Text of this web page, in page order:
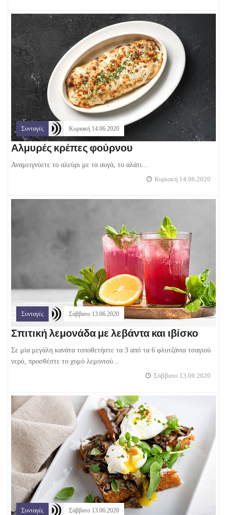
Συνταγές Κυριακή 14.06.2020
Αλμυρές κρέπες φούρνου
Αναμειγνύετε το αλεύρι με τα αυγά, το αλάτι...
Κυριακή 14.06.2020
Συνταγές Σάββατο 13.06.2020
Σπιτική λεμονάδα με λεβάντα και ιβίσκο
Σε μία μεγάλη κανάτα τοποθετήστε τα 3 από τα 6 φλυτζάνια τσαγιού
νερό, προσθέστε το χυμό λεμονιού...
Σάββατο 13.06.2020
Συνταγές Σάββατο 13.06.2020